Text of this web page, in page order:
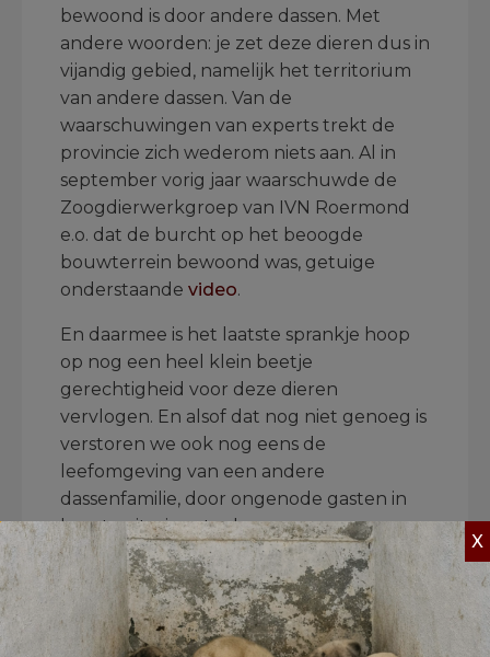
bewoond is door andere dassen. Met
andere woorden: je zet deze dieren dus in
vijandig gebied, namelijk het territorium
van andere dassen. Van de
waarschuwingen van experts trekt de
provincie zich wederom niets aan. Al in
september vorig jaar waarschuwde de
Zoogdierwerkgroep van IVN Roermond
e.o. dat de burcht op het beoogde
bouwterrein bewoond was, getuige
onderstaande video.
En daarmee is het laatste sprankje hoop
op nog een heel klein beetje
gerechtigheid voor deze dieren
vervlogen. En alsof dat nog niet genoeg is
verstoren we ook nog eens de
leefomgeving van een andere
dassenfamilie, door ongenode gasten in
hun territorium te dumpen.
.
Videospeler
Media error: Format(s) not supported or source(s) not
found
X